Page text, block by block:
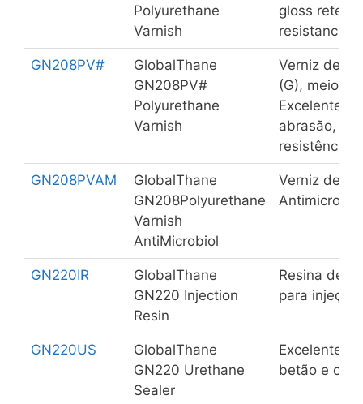
Polyurethane
Varnish
gloss
resistance
GN208PV#
GlobalThane
GN208PV#
Polyurethane
Varnish
Verniz de
(G), meio
Excelente
abrasão,
resistência
GN208PVAM
GlobalThane
GN208Polyurethane
Varnish
AntiMicrobiol
Verniz de
GN220IR
GlobalThane
GN220 Injection
Resin
Resina de
para injeção.
GN220US
GlobalThane
GN220 Urethane
Sealer
Excelente
betão e